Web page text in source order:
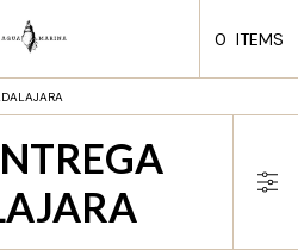
0 ITEMS